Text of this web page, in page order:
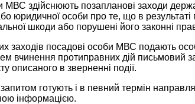
МВС здійснюють позапланові заходи
юридичної особи про те, що в
шкоди або порушені його законні
заходів посадові особи МВС подають
вчинення протиправних дій письмовий
описаного в зверненні події.
запитом готують і в певний термін
інформацією.